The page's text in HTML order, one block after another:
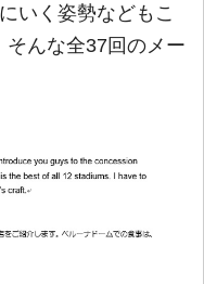
いく姿勢などもこ
んな全37回のメー